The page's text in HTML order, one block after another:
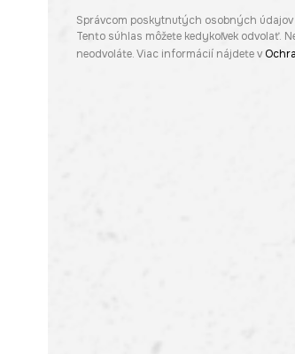
Správcom poskytnutých osobných údajov
Tento súhlas môžete kedykoľvek odvolať.
neodvoláte. Viac informácií nájdete v